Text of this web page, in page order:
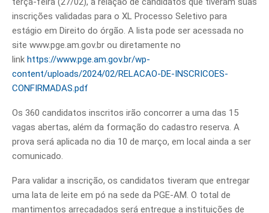
inscrições validadas para o XL Processo Seletivo para
estágio em Direito do órgão. A lista pode ser acessada no
site www.pge.am.gov.br ou diretamente no
link https://www.pge.am.gov.br/wp-
content/uploads/2024/02/RELACAO-DE-INSCRICOES-
CONFIRMADAS.pdf
Os 360 candidatos inscritos irão concorrer a uma das 15
vagas abertas, além da formação do cadastro reserva. A
prova será aplicada no dia 10 de março, em local ainda a ser
comunicado.
Para validar a inscrição, os candidatos tiveram que entregar
uma lata de leite em pó na sede da PGE-AM. O total de
mantimentos arrecadados será entregue a instituições de